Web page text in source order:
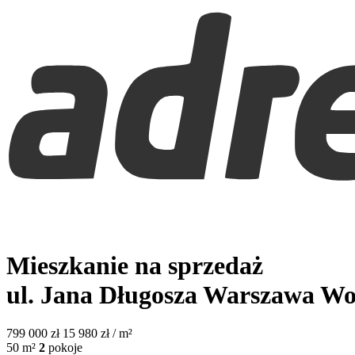
Mieszkanie na sprzedaż
ul. Jana Długosza Warszawa
799 000 zł 15 980 zł / m²
50 m² 2 pokoje